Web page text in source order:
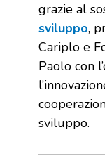
grazie al
sviluppo,
Cariplo e
Paolo con
sviluppo.